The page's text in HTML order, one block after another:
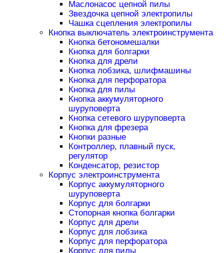
Маслонасос цепной пилы
Звездочка цепной электропилы
Чашка сцепления электропилы
Кнопка выключатель электроинструмента
Кнопка бетономешалки
Кнопка для болгарки
Кнопка для дрели
Кнопка лобзика, шлифмашины
Кнопка для перфоратора
Кнопка для пилы
Кнопка аккумуляторного
шуруповерта
Кнопка сетевого шуруповерта
Кнопка для фрезера
Кнопки разные
Контроллер, плавный пуск,
регулятор
Конденсатор, резистор
Корпус электроинструмента
Корпус аккумуляторного
шуруповерта
Корпус для болгарки
Стопорная кнопка болгарки
Корпус для дрели
Корпус для лобзика
Корпус для перфоратора
Корпус для пилы